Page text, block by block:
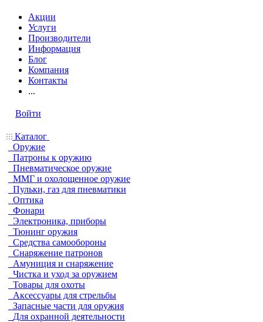
Акции
Услуги
Производители
Информация
Блог
Компания
Контакты
...
Войти
Каталог
Оружие
Патроны к оружию
Пневматическое оружие
ММГ и охолощенное оружие
Пульки, газ для пневматики
Оптика
Фонари
Электроника, приборы
Тюнинг оружия
Средства самообороны
Снаряжение патронов
Амуниция и снаряжение
Чистка и уход за оружием
Товары для охоты
Аксессуары для стрельбы
Запасные части для оружия
Для охранной деятельности